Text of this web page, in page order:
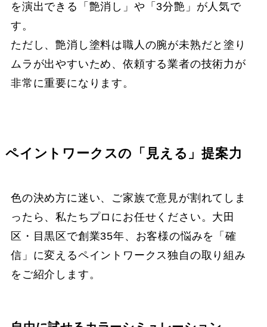
を演出できる「艶消し」や「3分艶」が人気で
す。
ただし、艶消し塗料は職人の腕が未熟だと塗り
ムラが出やすいため、依頼する業者の技術力が
非常に重要になります。
ペイントワークスの「見える」提案力
色の決め方に迷い、ご家族で意見が割れてしま
ったら、私たちプロにお任せください。大田
区・目黒区で創業35年、お客様の悩みを「確
信」に変えるペイントワークス独自の取り組み
をご紹介します。